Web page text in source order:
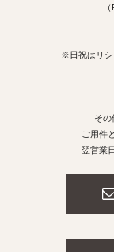
※日祝はリシ
その
ご用件
翌営業